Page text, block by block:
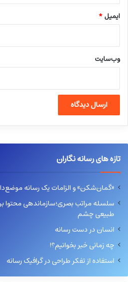
ایمیل*
وب‌سایت
تازه های رسانه نگاران
«گمان‌شکن» و الزامات یک رسانه
سلسله مراتب بصری؛سازماندهی محتوا
طبیعی چشم
انسان در دست رسانه
چه زمانی خبر بخوانیم؟!
استفاده از تفکر طراحی در گرافیک رسانه